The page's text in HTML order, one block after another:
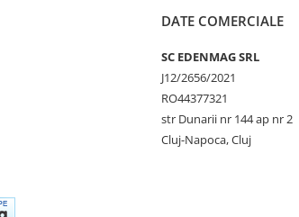
DATE COMERCIALE
SC EDENMAG SRL
J12/2656/2021
RO44377321
str Dunarii nr 144 ap nr 2
Cluj-Napoca, Cluj